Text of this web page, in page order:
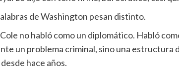
de Washington pesan distinto.
no habló como un diplomático. Habló
un problema criminal, sino una
hace años.